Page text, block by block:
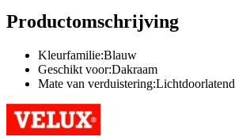
Productomschrijving
Kleurfamilie:Blauw
Geschikt voor:Dakraam
Mate van verduistering:Lichtdoorlatend